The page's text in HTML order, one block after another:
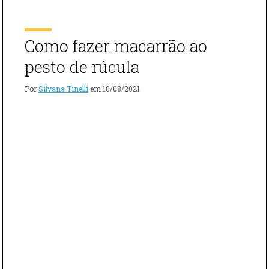
Como fazer macarrão ao
pesto de rúcula
PorSilvana Tinelli em 10/08/2021